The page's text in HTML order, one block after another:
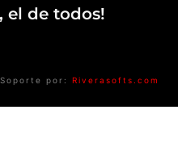
el de todos!
Soporte por: Riverasofts.com